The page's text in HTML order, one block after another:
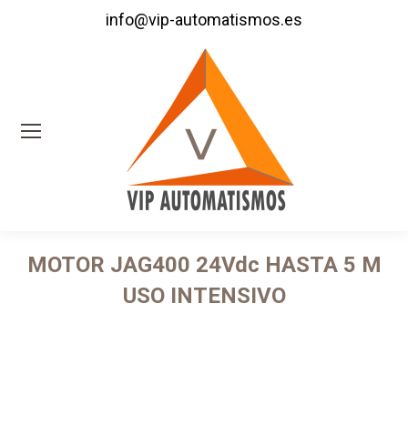
info@vip-automatismos.es
MOTOR JAG400 24Vdc HASTA 5 M
USO INTENSIVO